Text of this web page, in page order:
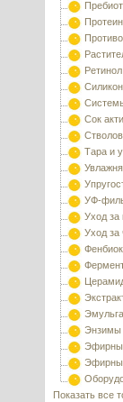
Сок
Тара и
УФ-
Уход за
Уход за
Энзимы
Показать все